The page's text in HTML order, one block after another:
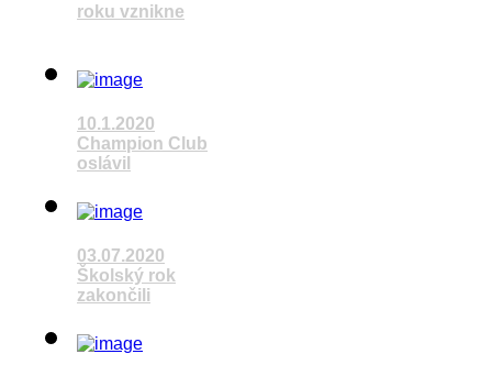
roku vznikne
10.1.2020
Champion Club
oslávil
Pozrieť video
03.07.2020
Školský rok
zakončili
Pozrieť video